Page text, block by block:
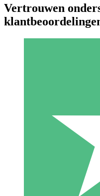
Betaal per gebruik met
Vertrouwen